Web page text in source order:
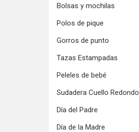
Bolsas y mochilas
Polos de pique
Gorros de punto
Tazas Estampadas
Peleles de bebé
Sudadera Cuello Redondo
Día del Padre
Día de la Madre